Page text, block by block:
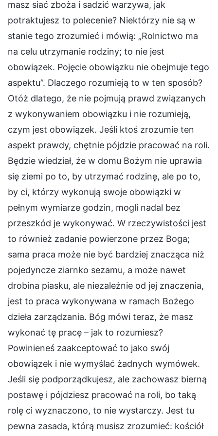
masz siać zboża i sadzić warzywa, jak
potraktujesz to polecenie? Niektórzy nie są w
stanie tego zrozumieć i mówią: „Rolnictwo ma
na celu utrzymanie rodziny; to nie jest
obowiązek. Pojęcie obowiązku nie obejmuje tego
aspektu”. Dlaczego rozumieją to w ten sposób?
Otóż dlatego, że nie pojmują prawd związanych
z wykonywaniem obowiązku i nie rozumieją,
czym jest obowiązek. Jeśli ktoś zrozumie ten
aspekt prawdy, chętnie pójdzie pracować na roli.
Będzie wiedział, że w domu Bożym nie uprawia
się ziemi po to, by utrzymać rodzinę, ale po to,
by ci, którzy wykonują swoje obowiązki w
pełnym wymiarze godzin, mogli nadal bez
przeszkód je wykonywać. W rzeczywistości jest
to również zadanie powierzone przez Boga;
sama praca może nie być bardziej znacząca niż
pojedyncze ziarnko sezamu, a może nawet
drobina piasku, ale niezależnie od jej znaczenia,
jest to praca wykonywana w ramach Bożego
dzieła zarządzania. Bóg mówi teraz, że masz
wykonać tę pracę – jak to rozumiesz?
Powinieneś zaakceptować to jako swój
obowiązek i nie wymyślać żadnych wymówek.
Jeśli się podporządkujesz, ale zachowasz bierną
postawę i pójdziesz pracować na roli, bo taką
rolę ci wyznaczono, to nie wystarczy. Jest tu
pewna zasada, którą musisz zrozumieć: kościół